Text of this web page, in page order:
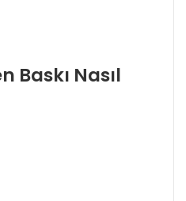
Baskı Nasıl